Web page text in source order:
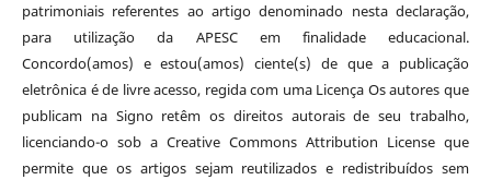
patrimoniais referentes ao artigo denominado nesta declaração,
para utilização da APESC em finalidade educacional.
Concordo(amos) e estou(amos) ciente(s) de que a publicação
eletrônica é de livre acesso, regida com uma Licença Os autores que
publicam na Signo retêm os direitos autorais de seu trabalho,
licenciando-o sob a Creative Commons Attribution License que
permite que os artigos sejam reutilizados e redistribuídos sem